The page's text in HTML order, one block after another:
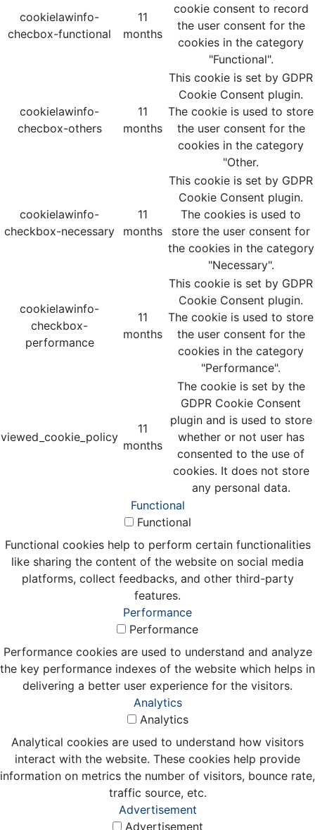
cookielawinfo-
checbox-functional
11
months
cookie consent to record
the user consent for the
cookies in the category
"Functional".
cookielawinfo-
checbox-others
11
months
This cookie is set by GDPR
Cookie Consent plugin.
The cookie is used to store
the user consent for the
cookies in the category
"Other.
cookielawinfo-
checkbox-necessary
11
months
This cookie is set by GDPR
Cookie Consent plugin.
The cookies is used to
store the user consent for
the cookies in the category
"Necessary".
cookielawinfo-
checkbox-
performance
11
months
This cookie is set by GDPR
Cookie Consent plugin.
The cookie is used to store
the user consent for the
cookies in the category
"Performance".
viewed_cookie_policy
11
months
The cookie is set by the
GDPR Cookie Consent
plugin and is used to store
whether or not user has
consented to the use of
cookies. It does not store
any personal data.
Functional
Functional
Functional cookies help to perform certain functionalities
like sharing the content of the website on social media
platforms, collect feedbacks, and other third-party
features.
Performance
Performance
Performance cookies are used to understand and analyze
the key performance indexes of the website which helps in
delivering a better user experience for the visitors.
Analytics
Analytics
Analytical cookies are used to understand how visitors
interact with the website. These cookies help provide
information on metrics the number of visitors, bounce rate,
traffic source, etc.
Advertisement
Advertisement